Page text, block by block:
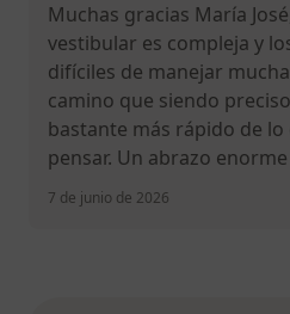
Muchas gracias María
vestibular es compleja y
difíciles de manejar
camino que siendo
bastante más rápido de
pensar. Un abrazo enorme
7 de junio de 2026